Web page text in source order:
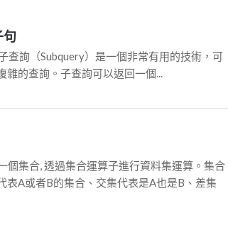
句
查詢（Subquery）是一個非常有用的技術，可
的查詢。子查詢可以返回一個...
個集合, 透過集合運算子進行資料集運算。集合
表A或者B的集合、交集代表是A也是B、差集